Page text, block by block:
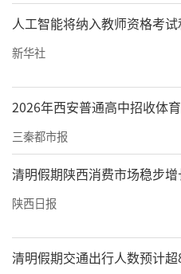
人工智能将纳入教师资格考
新华社
2026年西安普通高中招收体
三秦都市报
清明假期陕西消费市场稳步增
陕西日报
清明假期交通出行人数预计